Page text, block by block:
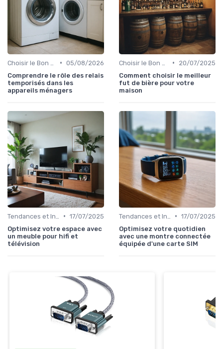
• 05/08/2026
Comprendre le rôle des relais
temporisés dans les
appareils ménagers
•
20/07/2025
Comment choisir le meilleur
fut de bière pour votre
maison
• 17/07/2025
Optimisez votre espace avec
un meuble pour hifi et
télévision
• 17/07/2025
Optimisez votre quotidien
avec une montre connectée
équipée d'une carte SIM